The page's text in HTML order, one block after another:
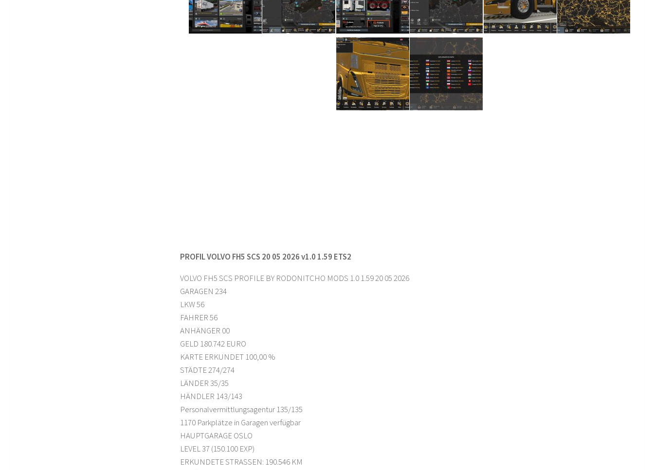
PROFIL VOLVO FH5 SCS 20 05 2026 v1.0 1.59 ETS2
VOLVO FH5 SCS PROFILE BY RODONITCHO MODS 1.0 1.59 20 05 2026
GARAGEN 234
LKW 56
FAHRER 56
ANHÄNGER 00
GELD 180.742 EURO
KARTE ERKUNDET 100,00 %
STÄDTE 274/274
LÄNDER 35/35
HÄNDLER 143/143
Personalvermittlungsagentur 135/135
1170 Parkplätze in Garagen verfügbar
HAUPTGARAGE OSLO
LEVEL 37 (150.100 EXP)
ERKUNDETE STRASSEN: 190.546 KM